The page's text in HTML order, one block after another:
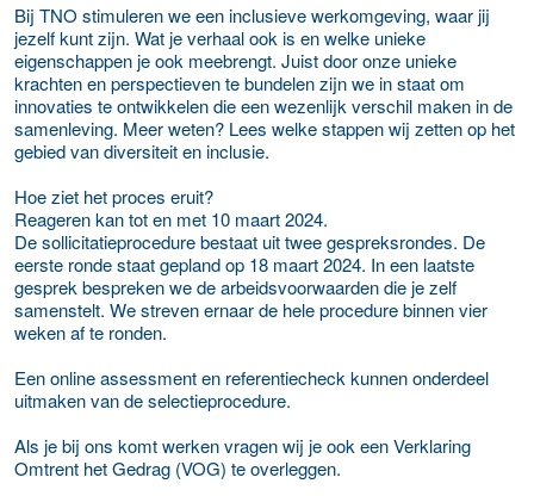
Bij TNO stimuleren we een inclusieve werkomgeving, waar jij
jezelf kunt zijn. Wat je verhaal ook is en welke unieke
eigenschappen je ook meebrengt. Juist door onze unieke
krachten en perspectieven te bundelen zijn we in staat om
innovaties te ontwikkelen die een wezenlijk verschil maken in de
samenleving. Meer weten? Lees welke stappen wij zetten op het
gebied van diversiteit en inclusie.
Hoe ziet het proces eruit?
Reageren kan tot en met 10 maart 2024.
De sollicitatieprocedure bestaat uit twee gespreksrondes. De
eerste ronde staat gepland op 18 maart 2024. In een laatste
gesprek bespreken we de arbeidsvoorwaarden die je zelf
samenstelt. We streven ernaar de hele procedure binnen vier
weken af te ronden.
Een online assessment en referentiecheck kunnen onderdeel
uitmaken van de selectieprocedure.
Als je bij ons komt werken vragen wij je ook een Verklaring
Omtrent het Gedrag (VOG) te overleggen.